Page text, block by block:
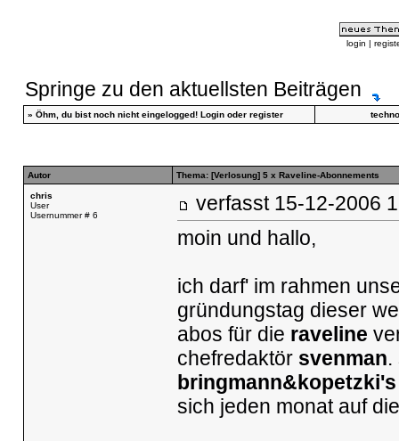
login |
Springe zu den aktuellsten Beiträgen
» Öhm, du bist noch nicht eingelogged! Loginoder register
Autor Thema: [Verlosung] 5 x Raveline-Abonnements
chris
User
Usernummer # 6
verfasst 15-12-
moin und hallo,
ich darf' im rahmen
gründungstag dieser
abos für die raveline
chefredaktör svenman.
sich jeden monat auf